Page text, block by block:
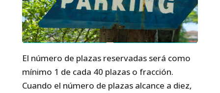
El número de plazas reservadas será como
mínimo 1 de cada 40 plazas o fracción.
Cuando el número de plazas alcance a diez,